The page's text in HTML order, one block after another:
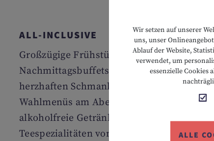
ALL-INCLUSIVE
Großzügige Frühstücks-, Mittags- und
Nachmittagsbuffets mit süßen und
herzhaften Schmankerln, 5-Gang-
Wahlmenüs am Abend sowie
alkoholfreie Getränke, Kaffee- und
Teespezialitäten von den
Wir setzen auf unserer
uns, unser
Ablauf der Website,
verwendet, um
essenzielle Cookies
ALLE